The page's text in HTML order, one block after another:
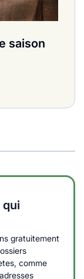
saison
qui
gratuitement
comme